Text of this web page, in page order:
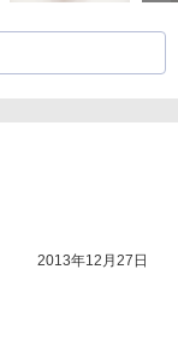
2013年12月27日